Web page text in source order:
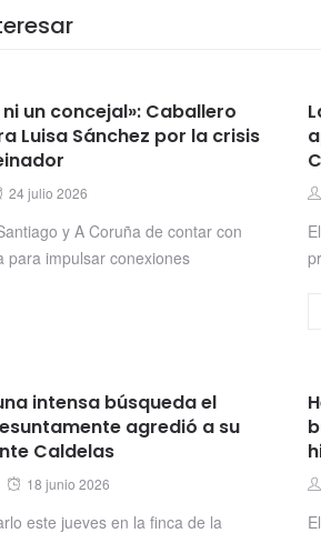
un concejal»: Caballero
Luisa Sánchez por la crisis
Posted
24 julio 2026
y A Coruña de contar con
para impulsar conexiones
intensa búsqueda el
agredió a su
Caldelas
Posted
18 junio 2026
este jueves en la finca de la